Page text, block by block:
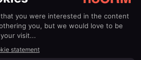
excelente manera de escalar
de recomendaciones.
efectiva, desarrolla un
referidos con directrices y